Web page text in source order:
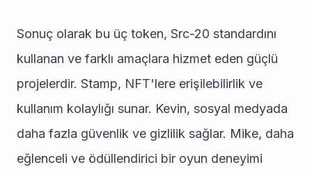
Sonuç olarak bu üç token, Src-20 standardını
kullanan ve farklı amaçlara hizmet eden güçlü
projelerdir. Stamp, NFT'lere erişilebilirlik ve
kullanım kolaylığı sunar. Kevin, sosyal medyada
daha fazla güvenlik ve gizlilik sağlar. Mike, daha
eğlenceli ve ödüllendirici bir oyun deneyimi